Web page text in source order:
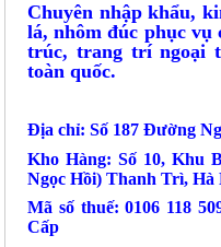
Chuyên nhập khẩu,
lá, nhôm đúc phục vụ
trúc, trang trí ngoại
toàn quốc.
Địa chỉ: Số 187 Đường
Kho Hàng: Số 10, Khu
Ngọc Hồi) Thanh Trì, Hà
Mã số thuế: 0106 118
Cấp